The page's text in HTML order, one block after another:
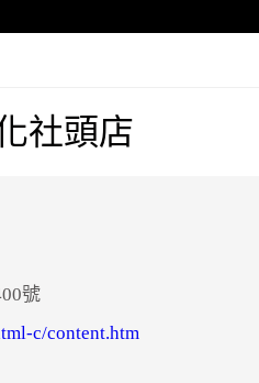
社頭店
號
c/content.htm